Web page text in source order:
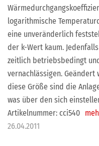
logarithmische
eine unveränderlich
der k-Wert kaum.
zeitlich betriebsbedingt
vernachlässigen. Geändert
diese Größe sind die
was über den sich
Artikelnummer: cci540
26.04.2011